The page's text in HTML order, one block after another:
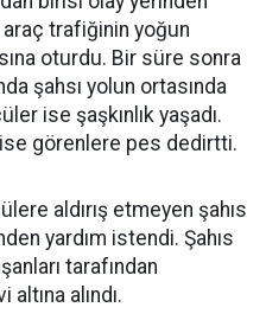
araç trafiğinin yoğun
oturdu. Bir süre sonra
şahsı yolun ortasında
ise şaşkınlık yaşadı.
ise görenlere pes dedirtti.
aldırış etmeyen şahıs
yardım istendi. Şahıs
tarafından
alındı.